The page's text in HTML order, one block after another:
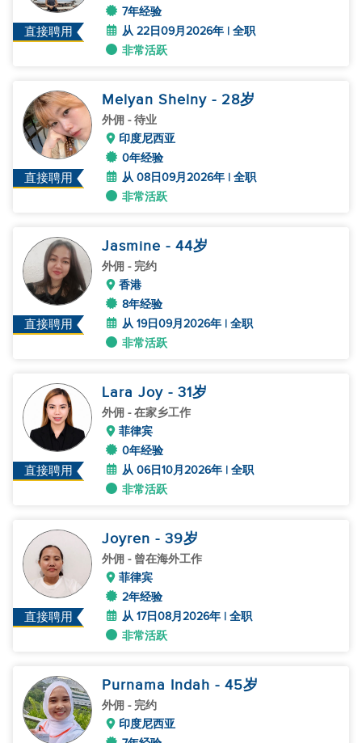
直接聘用
7年经验
从 22日09月2026年 | 全职
非常活跃
直接聘用
Melyan Shelny - 28岁
外佣 - 待业
印度尼西亚
0年经验
从 08日09月2026年 | 全职
非常活跃
直接聘用
Jasmine - 44岁
外佣 - 完约
香港
8年经验
从 19日09月2026年 | 全职
非常活跃
直接聘用
Lara Joy - 31岁
外佣 - 在家乡工作
菲律宾
0年经验
从 06日10月2026年 | 全职
非常活跃
直接聘用
Joyren - 39岁
外佣 - 曾在海外工作
菲律宾
2年经验
从 17日08月2026年 | 全职
非常活跃
Purnama Indah - 45岁
外佣 - 完约
印度尼西亚